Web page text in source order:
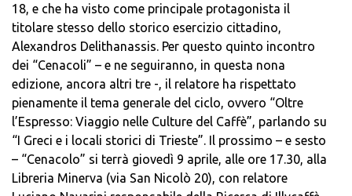
18, e che ha visto come principale protagonista il
titolare stesso dello storico esercizio cittadino,
Alexandros Delithanassis. Per questo quinto incontro
dei “Cenacoli” – e ne seguiranno, in questa nona
edizione, ancora altri tre -, il relatore ha rispettato
pienamente il tema generale del ciclo, ovvero “Oltre
l’Espresso: Viaggio nelle Culture del Caffè”, parlando su
“I Greci e i locali storici di Trieste”. Il prossimo – e sesto
– “Cenacolo” si terrà giovedì 9 aprile, alle ore 17.30, alla
Libreria Minerva (via San Nicolò 20), con relatore